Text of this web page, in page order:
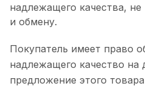
надлежащего качества,
и обмену.
Покупатель имеет право
надлежащего качество на
предложение этого